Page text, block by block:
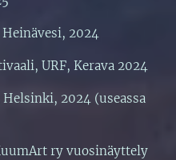
2024
URF, Kerava 2024
2024 (useassa
ry vuosinäyttely